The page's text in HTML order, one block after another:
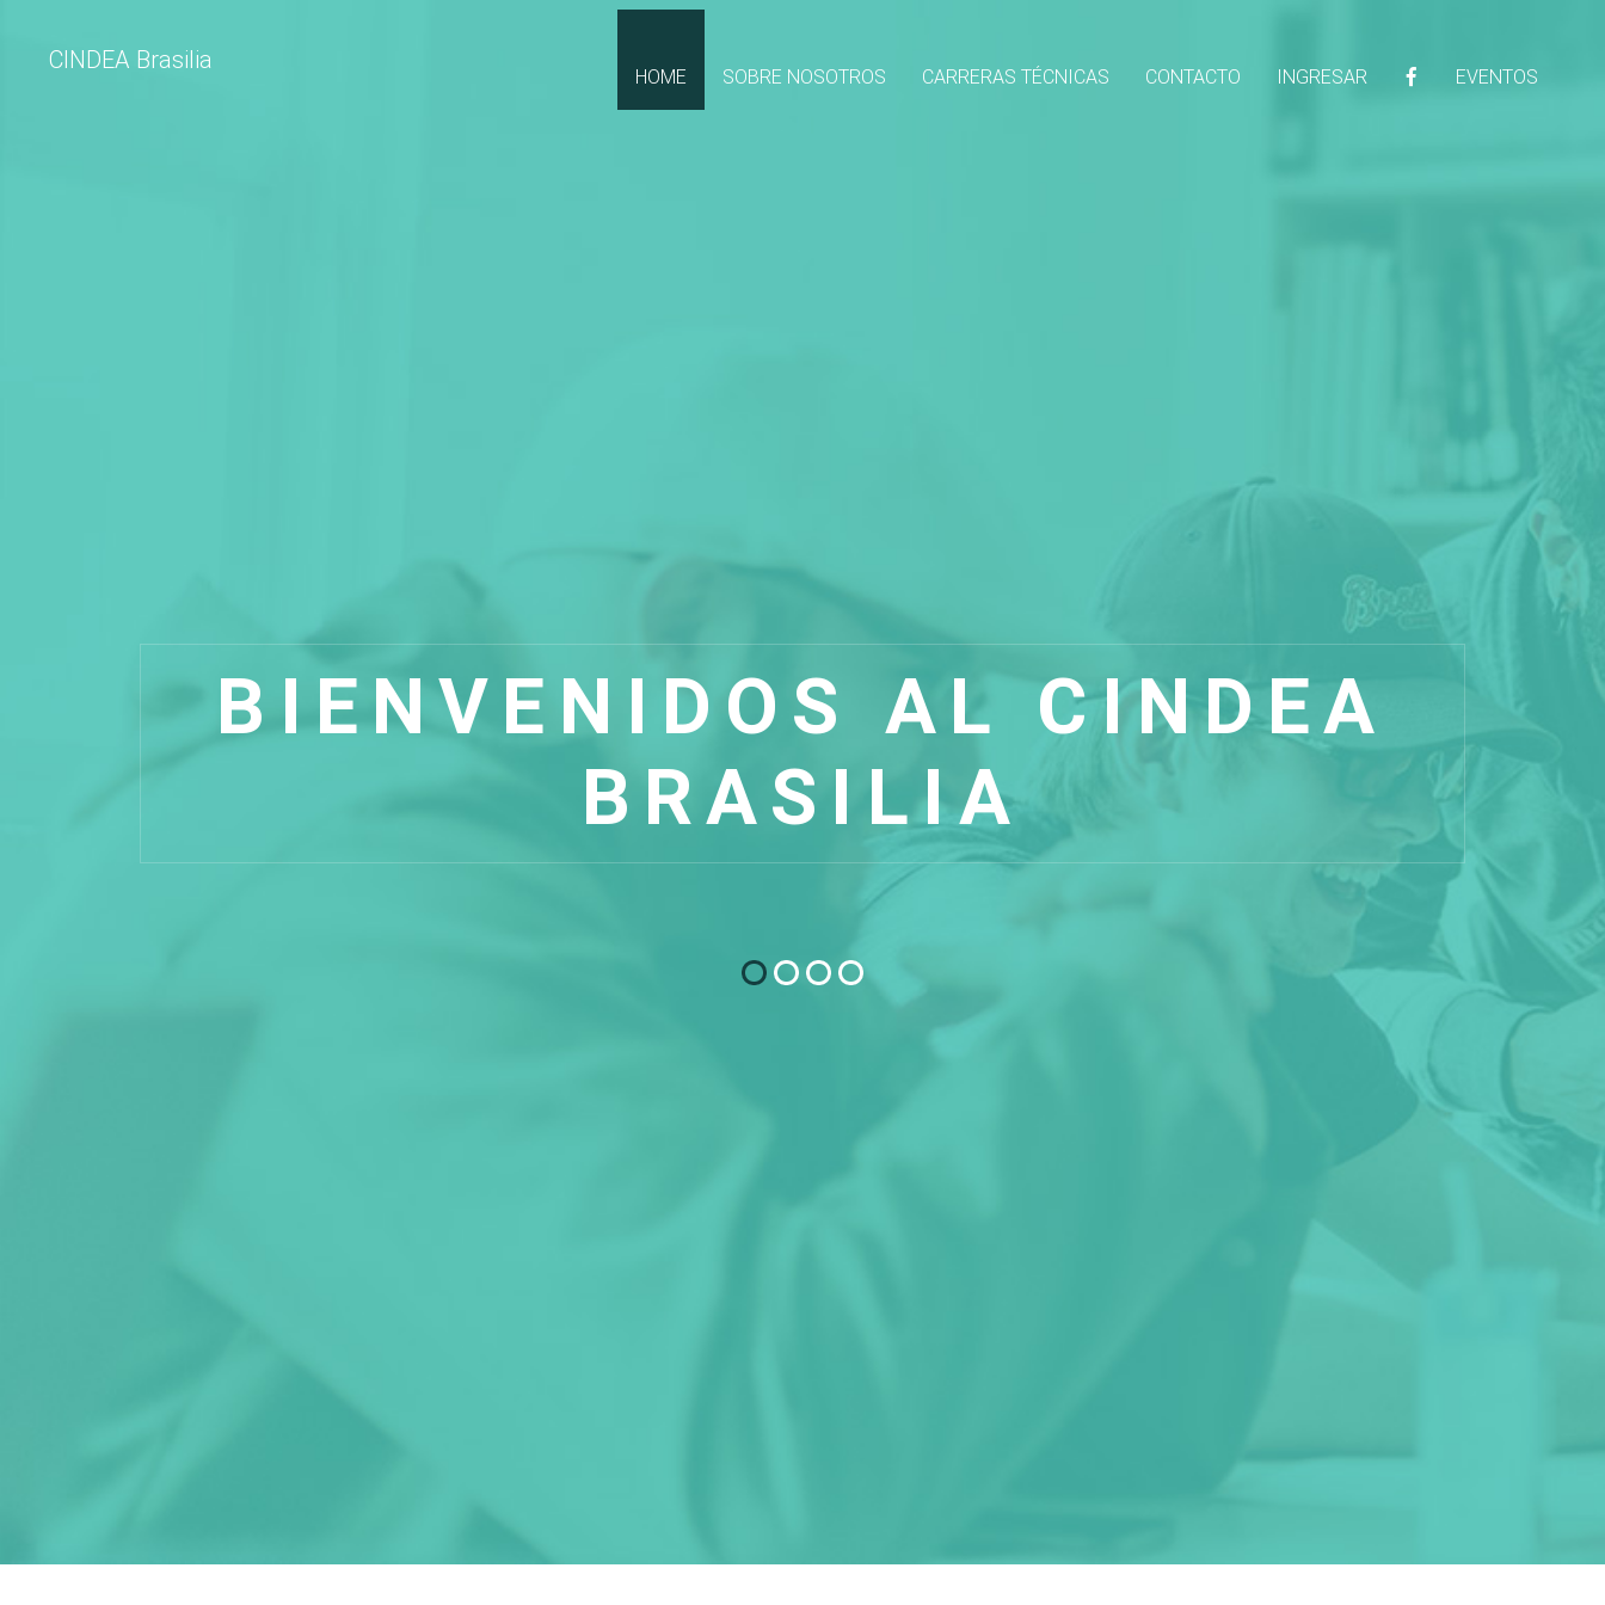
CINDEA Brasilia
HOME (CURRENT)
SOBRE NOSOTROS CARRERAS TÉCNICAS CONTACTO INGRESAR EVENTOS
BIENVENIDOS AL CINDEA
BRASILIA